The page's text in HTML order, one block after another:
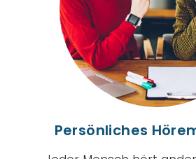
Persönliches